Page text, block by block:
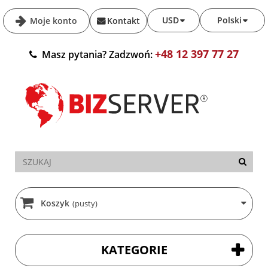
Moje konto Polski
USD
Kontakt
Masz pytania? Zadzwoń:+48 12 397 77 27
Koszyk (pusty)
KATEGORIE